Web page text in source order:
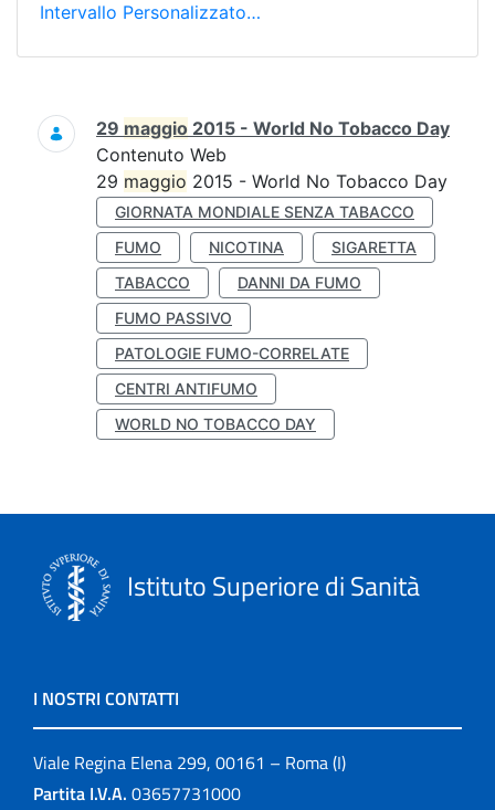
Intervallo Personalizzato…
Ricerca
29 maggio 2015 - World No Tobacco Day
Contenuto Web
29 maggio 2015 - World No Tobacco Day
GIORNATA MONDIALE SENZA TABACCO
FUMO
NICOTINA
SIGARETTA
TABACCO
DANNI DA FUMO
FUMO PASSIVO
PATOLOGIE FUMO-CORRELATE
CENTRI ANTIFUMO
WORLD NO TOBACCO DAY
Istituto Superiore di Sanità
I NOSTRI CONTATTI
Viale Regina Elena 299, 00161 – Roma (I)
Partita I.V.A. 03657731000